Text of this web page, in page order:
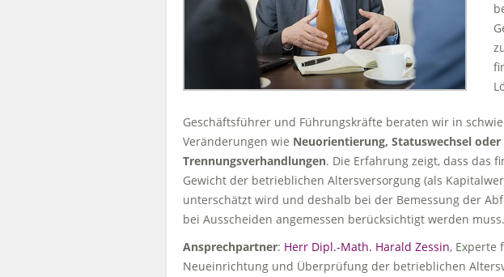
Geschäftsführer und Führungskräfte beraten wir in
Veränderungen wie Neuorientierung, Statuswechsel oder
Trennungsverhandlungen. Die Erfahrung zeigt, dass das
Gewicht der betrieblichen Altersversorgung (als
unterschätzt wird und deshalb bei der Bemessung der
bei Ausscheiden angemessen berücksichtigt werden muss.
Ansprechpartner: Herr Dipl.-Math. Harald Zessin, Experte
Neueinrichtung und Überprüfung der betrieblichen